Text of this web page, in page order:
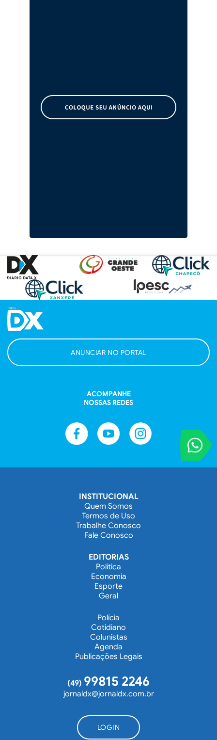
VOCÊ
Entre em
ANUNCIAR NO PORTAL
ACOMPANHE
NOSSAS REDES
INSTITUCIONAL
Quem Somos
Termos de Uso
Trabalhe Conosco
Fale Conosco
EDITORIAS
Política
Economia
Esporte
Geral
Polícia
Cotidiano
Colunistas
Agenda
Publicações Legais
(49) 99815 2246
jornaldx@jornaldx.com.br
LOGIN